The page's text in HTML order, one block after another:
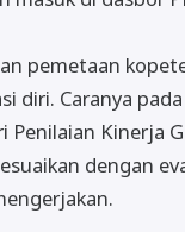
pemetaan
diri. Caranya
Penilaian Kinerja
dengan